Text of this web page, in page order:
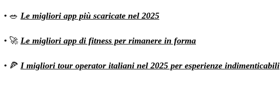
• 🥗 Le migliori app più scaricate nel 2025
• 🚀 Le migliori app di fitness per rimanere in forma
• 🍕 I migliori tour operator italiani nel 2025 per esperienze indimenticabili